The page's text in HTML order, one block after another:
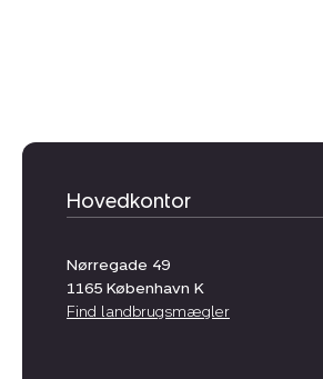
Hovedkontor
Nørregade 49
1165 København K
Find landbrugsmægler